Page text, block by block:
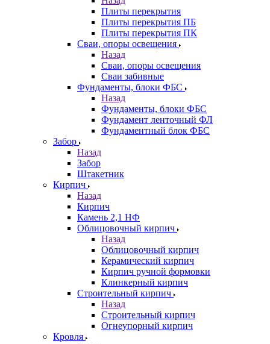
Плиты перекрытия
Плиты перекрытия ПБ
Плиты перекрытия ПК
Сваи, опоры освещения
Назад
Сваи, опоры освещения
Сваи забивные
Фундаменты, блоки ФБС
Назад
Фундаменты, блоки ФБС
Фундамент ленточный ФЛ
Фундаментный блок ФБС
Забор
Назад
Забор
Штакетник
Кирпич
Назад
Кирпич
Камень 2,1 НФ
Облицовочный кирпич
Назад
Облицовочный кирпич
Керамический кирпич
Кирпич ручной формовки
Клинкерный кирпич
Строительный кирпич
Назад
Строительный кирпич
Огнеупорный кирпич
Кровля